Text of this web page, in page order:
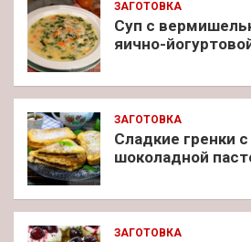
ЗАГОТОВКА
Суп с
яично-
ЗАГОТОВКА
Сладкие гренки
шоколадной
ЗАГОТОВКА